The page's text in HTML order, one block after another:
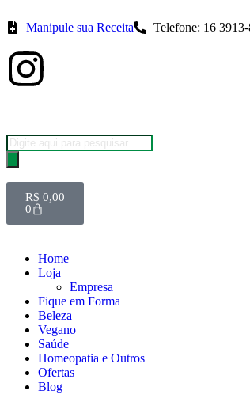
Manipule sua Receita Telefone: 16
R$ 0,00
0
Home
Loja
Empresa
Fique em Forma
Beleza
Vegano
Saúde
Homeopatia e Outros
Ofertas
Blog